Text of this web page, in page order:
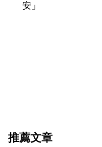
安」
推薦文章